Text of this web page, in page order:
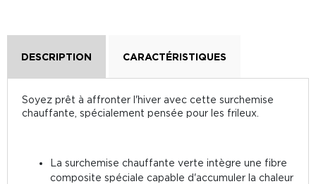
DESCRIPTION CARACTÉRISTIQUES
Soyez prêt à affronter l'hiver avec cette surchemise
chauffante, spécialement pensée pour les frileux.
La surchemise chauffante verte intègre une fibre
composite spéciale capable d'accumuler la chaleur